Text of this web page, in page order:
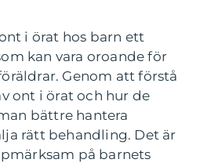
i örat hos barn ett
kan vara oroande för
Genom att förstå
ont i örat och hur de
bättre hantera
rätt behandling. Det är
på barnets